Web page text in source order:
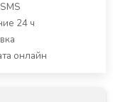
24 ч
онлайн